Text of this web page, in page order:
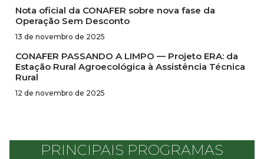
Nota oficial da CONAFER sobre nova fase da
Operação Sem Desconto
13 de novembro de 2025
CONAFER PASSANDO A LIMPO — Projeto ERA: da
Estação Rural Agroecológica à Assistência Técnica
Rural
12 de novembro de 2025
PRINCIPAIS PROGRAMAS